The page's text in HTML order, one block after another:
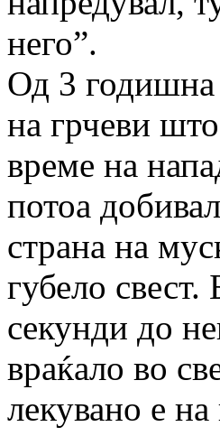
него”.
Од 3 годишна
на грчеви
време на
потоа
страна на
губело
секунди до
враќало во
лекувано е